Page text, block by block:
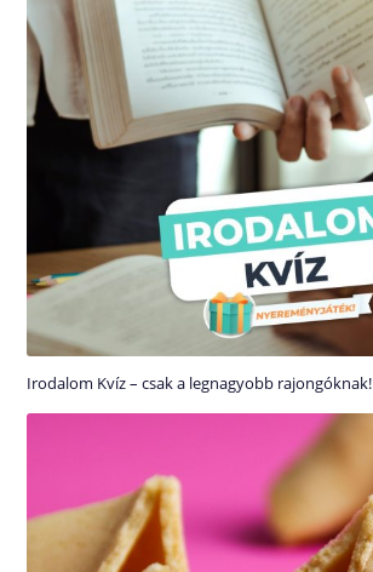
Irodalom Kvíz – csak a legnagyobb rajongóknak!